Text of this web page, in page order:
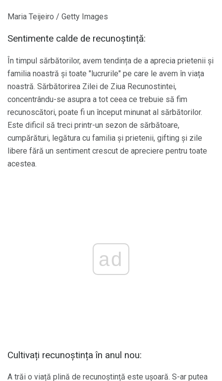
Maria Teijeiro / Getty Images
Sentimente calde de recunoștință:
În timpul sărbătorilor, avem tendința de a aprecia prietenii și
familia noastră și toate "lucrurile" pe care le avem în viața
noastră. Sărbătorirea Zilei de Ziua Recunostintei,
concentrându-se asupra a tot ceea ce trebuie să fim
recunoscători, poate fi un început minunat al sărbătorilor.
Este dificil să treci printr-un sezon de sărbătoare,
cumpărături, legătura cu familia și prietenii, gifting și zile
libere fără un sentiment crescut de apreciere pentru toate
acestea.
ad
Cultivați recunoștința în anul nou:
A trăi o viață plină de recunoștință este ușoară. S-ar putea